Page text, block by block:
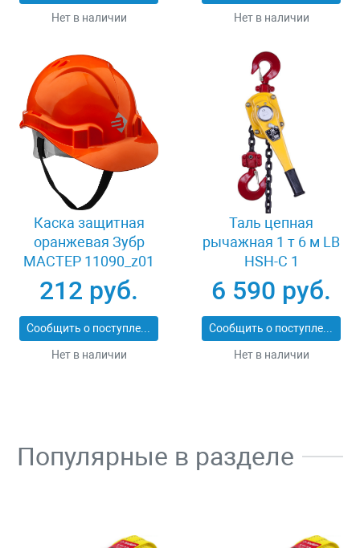
Нет в наличии Нет в наличии
Каска защитная
оранжевая Зубр
МАСТЕР 11090_z01
212 руб.
Сообщить о поступлении
Нет в наличии
Таль цепная
рычажная 1 т 6 м LB
HSH-C 1
6 590 руб.
Сообщить о поступлении
Нет в наличии
Популярные в разделе